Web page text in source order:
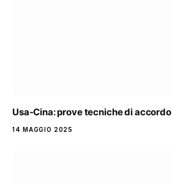
Usa-Cina: prove tecniche di accordo
14 MAGGIO 2025